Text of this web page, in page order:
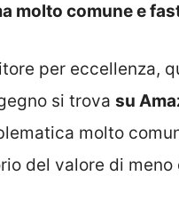
molto comune e
per eccellenza,
si trova su
molto
del valore di